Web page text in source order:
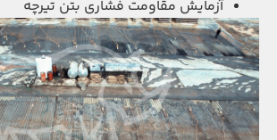
آزمایش مقاومت فشاری بتن تیرچه